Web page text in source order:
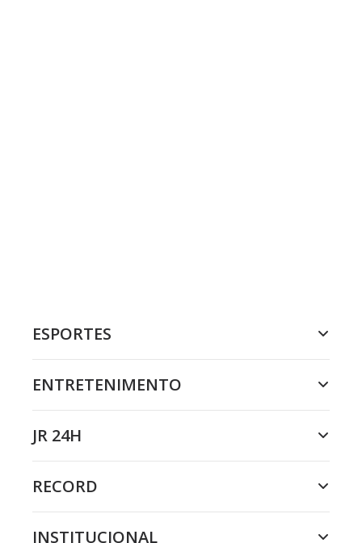
ESPORTES
ENTRETENIMENTO
JR 24H
RECORD
INSTITUCIONAL